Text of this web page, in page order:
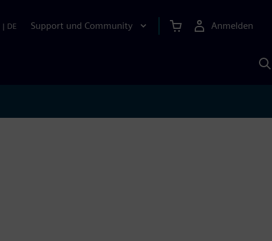
| DE Support und Community Anmelden
KI